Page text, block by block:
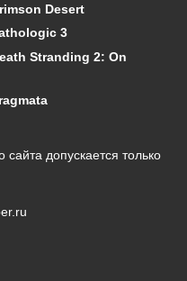
Desert
3
Stranding 2: On
допускается только